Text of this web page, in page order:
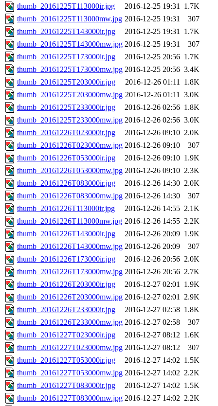
thumb_20161225T113000ir.jpg
2016-12-25 19:31 1.7K
thumb_20161225T113000mw.jpg 2016-12-25 19:31
307
thumb_20161225T143000ir.jpg
2016-12-25 19:31 1.7K
thumb_20161225T143000mw.jpg 2016-12-25 19:31
307
thumb_20161225T173000ir.jpg
2016-12-25 20:56 1.7K
thumb_20161225T173000mw.jpg 2016-12-25 20:56 3.4K
thumb_20161225T203000ir.jpg
2016-12-26 01:11 1.8K
thumb_20161225T203000mw.jpg 2016-12-26 01:11 3.0K
thumb_20161225T233000ir.jpg
2016-12-26 02:56 1.8K
thumb_20161225T233000mw.jpg 2016-12-26 02:56 3.0K
thumb_20161226T023000ir.jpg
2016-12-26 09:10 2.0K
thumb_20161226T023000mw.jpg 2016-12-26 09:10
307
thumb_20161226T053000ir.jpg
2016-12-26 09:10 1.9K
thumb_20161226T053000mw.jpg 2016-12-26 09:10 2.3K
thumb_20161226T083000ir.jpg
2016-12-26 14:30 2.0K
thumb_20161226T083000mw.jpg 2016-12-26 14:30
307
thumb_20161226T113000ir.jpg
2016-12-26 14:55 2.1K
thumb_20161226T113000mw.jpg 2016-12-26 14:55 2.2K
thumb_20161226T143000ir.jpg
2016-12-26 20:09 1.9K
thumb_20161226T143000mw.jpg 2016-12-26 20:09
307
thumb_20161226T173000ir.jpg
2016-12-26 20:56 2.0K
thumb_20161226T173000mw.jpg 2016-12-26 20:56 2.7K
thumb_20161226T203000ir.jpg
2016-12-27 02:01 1.9K
thumb_20161226T203000mw.jpg 2016-12-27 02:01 2.9K
thumb_20161226T233000ir.jpg
2016-12-27 02:58 1.8K
thumb_20161226T233000mw.jpg 2016-12-27 02:58
307
thumb_20161227T023000ir.jpg
2016-12-27 08:12 1.6K
thumb_20161227T023000mw.jpg 2016-12-27 08:12
307
thumb_20161227T053000ir.jpg
2016-12-27 14:02 1.5K
thumb_20161227T053000mw.jpg 2016-12-27 14:02 2.2K
thumb_20161227T083000ir.jpg
2016-12-27 14:02 1.5K
thumb_20161227T083000mw.jpg 2016-12-27 14:02 2.2K